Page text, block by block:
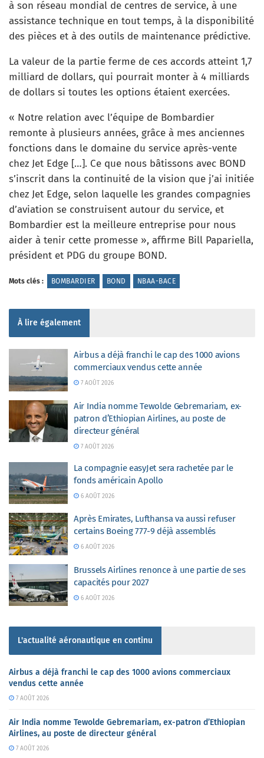
à son réseau mondial de centres de service, à une
assistance technique en tout temps, à la disponibilité
des pièces et à des outils de maintenance prédictive.
La valeur de la partie ferme de ces accords atteint 1,7
milliard de dollars, qui pourrait monter à 4 milliards
de dollars si toutes les options étaient exercées.
« Notre relation avec l’équipe de Bombardier
remonte à plusieurs années, grâce à mes anciennes
fonctions dans le domaine du service après-vente
chez Jet Edge […]. Ce que nous bâtissons avec BOND
s’inscrit dans la continuité de la vision que j’ai initiée
chez Jet Edge, selon laquelle les grandes compagnies
d’aviation se construisent autour du service, et
Bombardier est la meilleure entreprise pour nous
aider à tenir cette promesse », affirme Bill Papariella,
président et PDG du groupe BOND.
Mots clés : BOMBARDIER BOND NBAA-BACE
À lire également
Airbus a déjà franchi le cap des 1000 avions
commerciaux vendus cette année
7 AOÛT 2026
Air India nomme Tewolde Gebremariam, ex-
patron d’Ethiopian Airlines, au poste de
directeur général
7 AOÛT 2026
La compagnie easyJet sera rachetée par le
fonds américain Apollo
6 AOÛT 2026
Après Emirates, Lufthansa va aussi refuser
certains Boeing 777-9 déjà assemblés
6 AOÛT 2026
Brussels Airlines renonce à une partie de ses
capacités pour 2027
6 AOÛT 2026
L'actualité aéronautique en continu
Airbus a déjà franchi le cap des 1000 avions commerciaux
vendus cette année
7 AOÛT 2026
Air India nomme Tewolde Gebremariam, ex-patron d’Ethiopian
Airlines, au poste de directeur général
7 AOÛT 2026